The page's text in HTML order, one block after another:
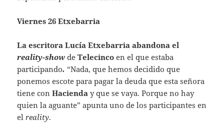
Viernes 26 Etxebarria
La escritoraLucía Etxebarria abandona el
reality-showdeTelecincoen el que estaba
participando. “Nada, que hemos decidido que
ponemos escote para pagar la deuda que esta señora
tiene conHacienda y que se vaya. Porque no hay
quien la aguante” apunta uno de los participantes en
elreality.